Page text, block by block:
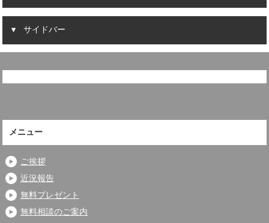
サイドバー
メニュー
ご挨拶
近況報告
無料プレゼント
無料相談のご案内